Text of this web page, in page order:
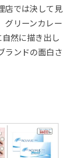
店では決して見
グリーンカレー
自然に描き出し
ンドの面白さ